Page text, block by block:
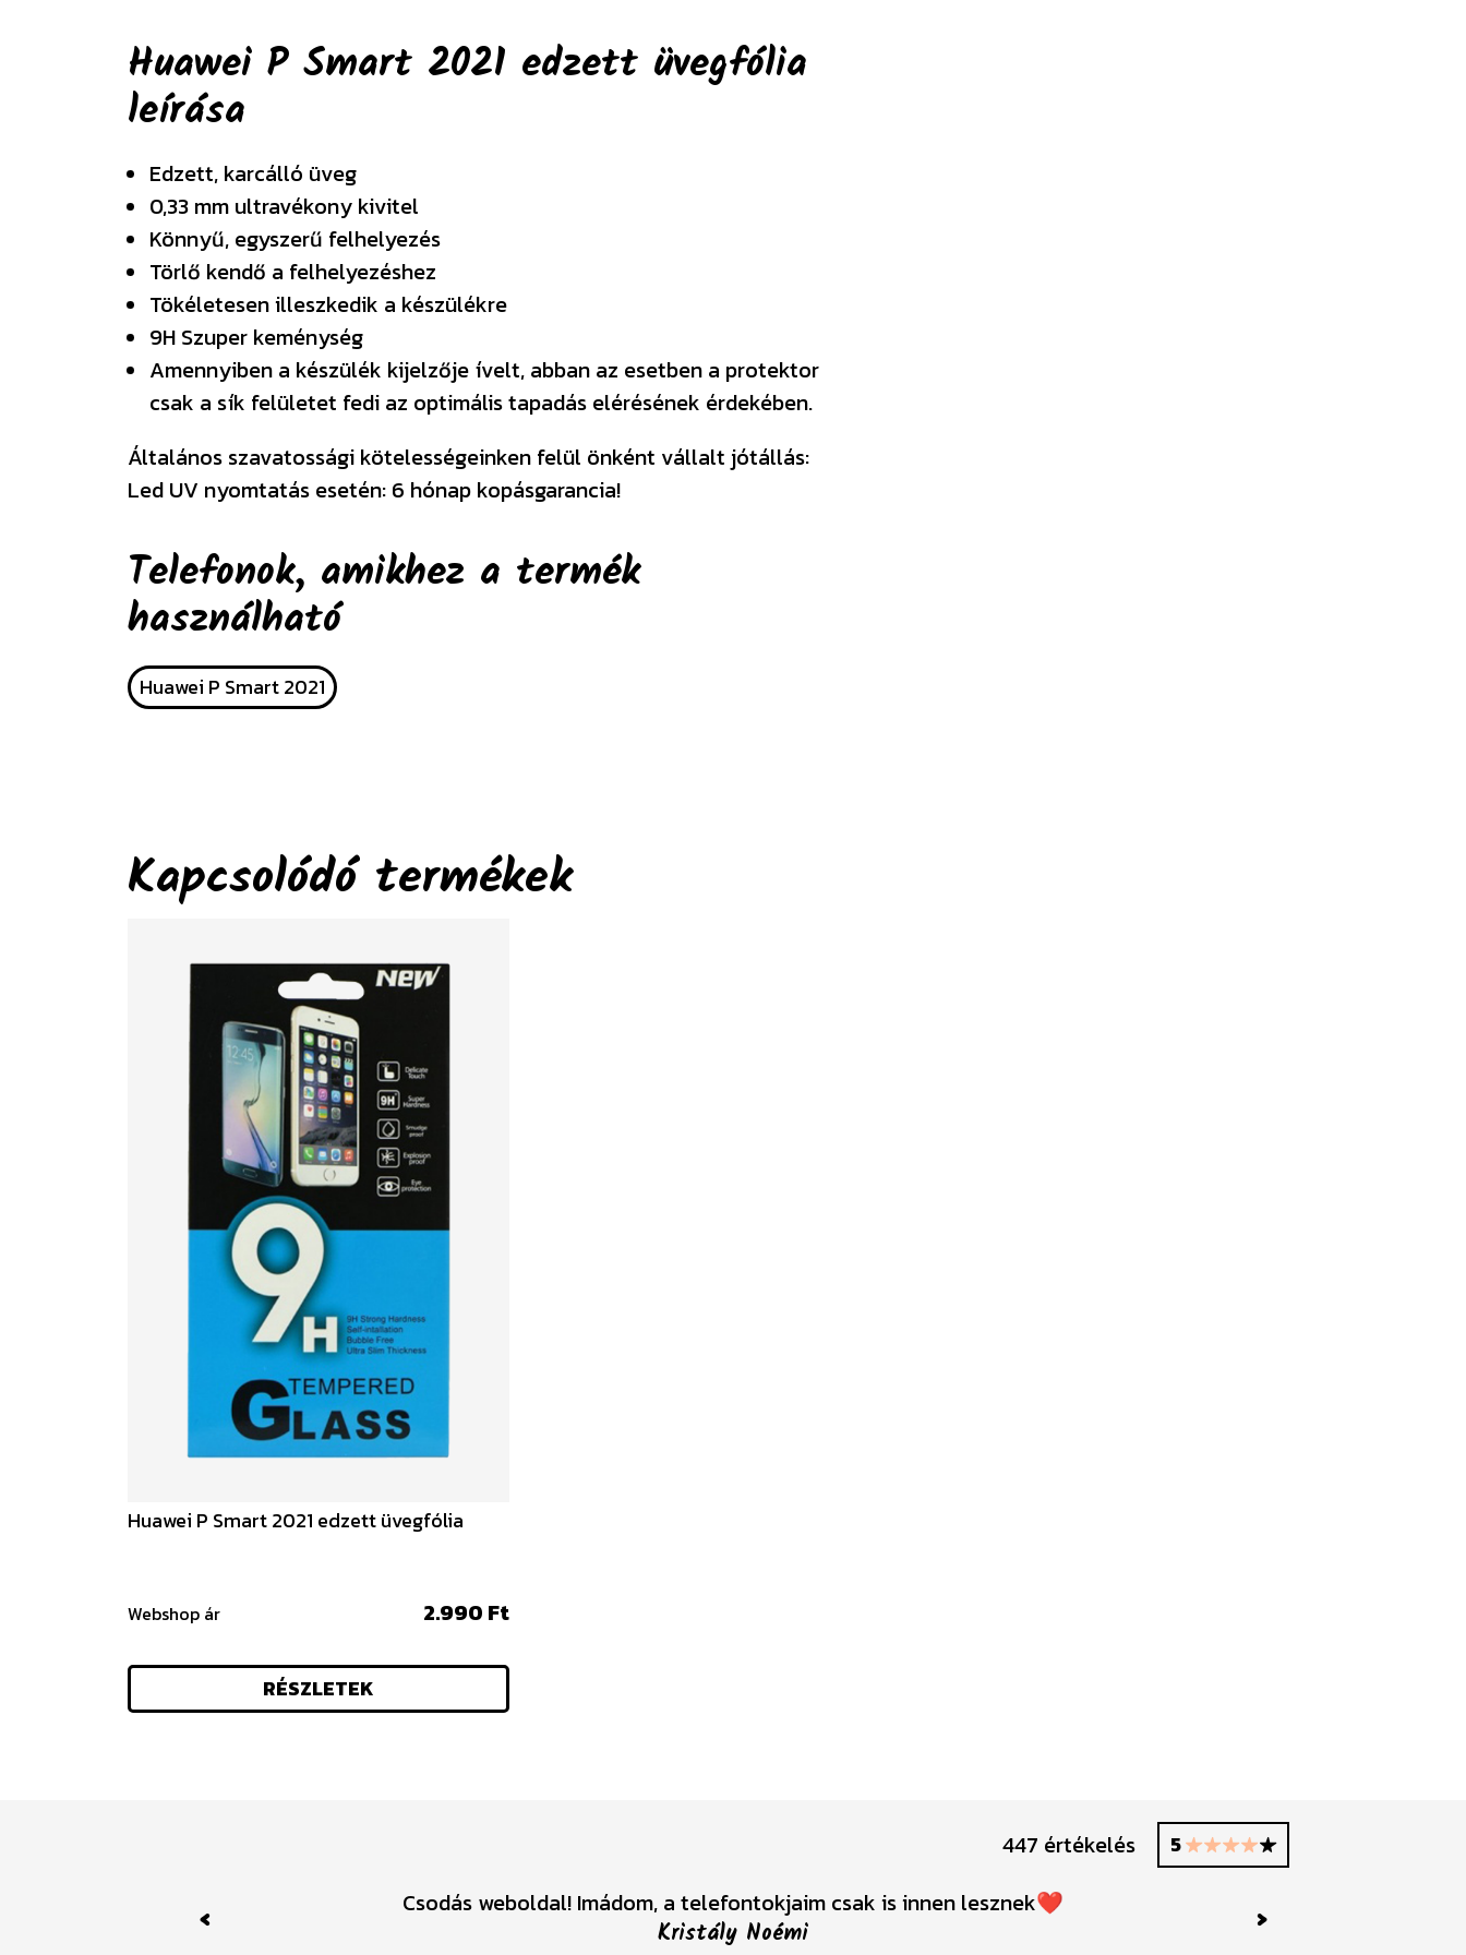
Huawei P Smart 2021 edzett üvegfólia
leírása
Edzett, karcálló üveg
0,33 mm ultravékony kivitel
Könnyű, egyszerű felhelyezés
Törlő kendő a felhelyezéshez
Tökéletesen illeszkedik a készülékre
9H Szuper keménység
Amennyiben a készülék kijelzője ívelt, abban az esetben a protektor
csak a sík felületet fedi az optimális tapadás elérésének érdekében.
Általános szavatossági kötelességeinken felül önként vállalt jótállás:
Led UV nyomtatás esetén: 6 hónap kopásgarancia!
Telefonok, amikhez a termék
használható
Huawei P Smart 2021
Kapcsolódó termékek
Huawei P Smart 2021 edzett üvegfólia
Webshop ár 2.990 Ft
RÉSZLETEK
447 értékelés 5
Csodás weboldal! Imádom, a telefontokjaim csak is innen lesznek❤️
Kristály Noémi
Previous Next